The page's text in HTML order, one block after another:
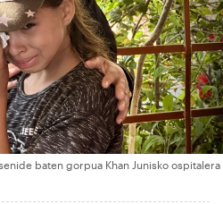
baten gorpua Khan Junisko ospitalera